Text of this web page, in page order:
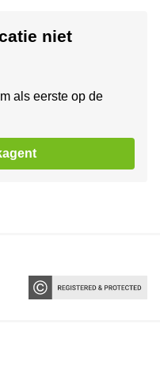
niet
als eerste op de